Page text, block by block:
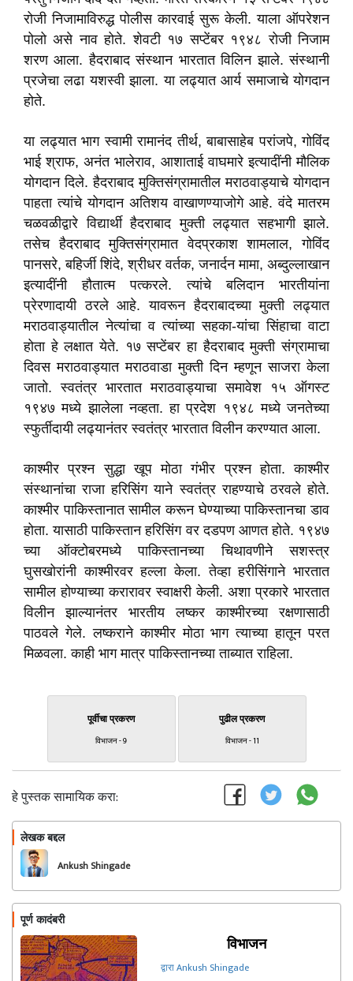
रोजी निजामाविरुद्ध पोलीस कारवाई सुरू केली. याला ऑपरेशन
पोलो असे नाव होते. शेवटी १७ सप्टेंबर १९४८ रोजी निजाम
शरण आला. हैदराबाद संस्थान भारतात विलिन झाले. संस्थानी
प्रजेचा लढा यशस्वी झाला. या लढ्यात आर्य समाजाचे योगदान
होते.
या लढ्यात भाग स्वामी रामानंद तीर्थ, बाबासाहेब परांजपे, गोविंद
भाई श्राफ, अनंत भालेराव, आशाताई वाघमारे इत्यादींनी मौलिक
योगदान दिले. हैदराबाद मुक्तिसंग्रामातील मराठवाड्याचे योगदान
पाहता त्यांचे योगदान अतिशय वाखाणण्याजोगे आहे. वंदे मातरम
चळवळीद्वारे विद्यार्थी हैदराबाद मुक्ती लढ्यात सहभागी झाले.
तसेच हैदराबाद मुक्तिसंग्रामात वेदप्रकाश शामलाल, गोविंद
पानसरे, बहिर्जी शिंदे, श्रीधर वर्तक, जनार्दन मामा, अब्दुल्लाखान
इत्यादींनी हौतात्म पत्करले. त्यांचे बलिदान भारतीयांना
प्रेरणादायी ठरले आहे. यावरून हैदराबादच्या मुक्ती लढ्यात
मराठवाड्यातील नेत्यांचा व त्यांच्या सहका-यांचा सिंहाचा वाटा
होता हे लक्षात येते. १७ सप्टेंबर हा हैदराबाद मुक्ती संग्रामाचा
दिवस मराठवाड्यात मराठवाडा मुक्ती दिन म्हणून साजरा केला
जातो. स्वतंत्र भारतात मराठवाड्याचा समावेश १५ ऑगस्ट
१९४७ मध्ये झालेला नव्हता. हा प्रदेश १९४८ मध्ये जनतेच्या
स्फुर्तीदायी लढ्यानंतर स्वतंत्र भारतात विलीन करण्यात आला.
काश्मीर प्रश्न सुद्धा खूप मोठा गंभीर प्रश्न होता. काश्मीर
संस्थानांचा राजा हरिसिंग याने स्वतंत्र राहण्याचे ठरवले होते.
काश्मीर पाकिस्तानात सामील करून घेण्याच्या पाकिस्तानचा डाव
होता. यासाठी पाकिस्तान हरिसिंग वर दडपण आणत होते. १९४७
च्या ऑक्टोबरमध्ये पाकिस्तानच्या चिथावणीने सशस्त्र
घुसखोरांनी काश्मीरवर हल्ला केला. तेव्हा हरीसिंगाने भारतात
सामील होण्याच्या करारावर स्वाक्षरी केली. अशा प्रकारे भारतात
विलीन झाल्यानंतर भारतीय लष्कर काश्मीरच्या रक्षणासाठी
पाठवले गेले. लष्कराने काश्मीर मोठा भाग त्याच्या हातून परत
मिळवला. काही भाग मात्र पाकिस्तानच्या ताब्यात राहिला.
पूर्वीचा प्रकरण
विभाजन - 9
पुढील प्रकरण
विभाजन - 11
हे पुस्तक सामायिक करा:
लेखक बद्दल
Ankush Shingade
पूर्ण कादंबरी
विभाजन
द्वारा Ankush Shingade